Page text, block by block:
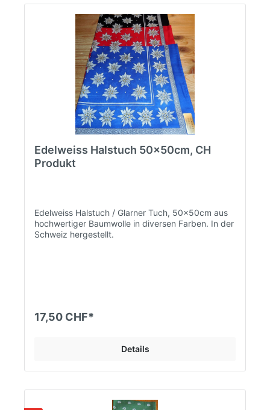
Edelweiss Halstuch 50x50cm, CH
Produkt
Edelweiss Halstuch / Glarner Tuch, 50x50cm aus
hochwertiger Baumwolle in diversen Farben. In der
Schweiz hergestellt.
17,50 CHF*
Details